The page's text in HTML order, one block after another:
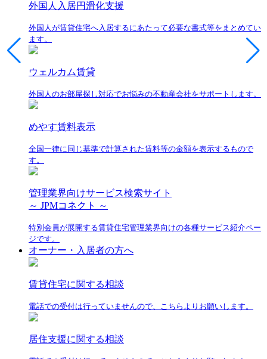
外国人入居円滑化支援
外国人が賃貸住宅へ入居するにあたって必要な書式等をまとめてい
ます。
ウェルカム賃貸
外国人のお部屋探し対応でお悩みの不動産会社をサポートします。
めやす賃料表示
全国一律に同じ基準で計算された賃料等の金額を表示するもので
す。
管理業界向けサービス検索サイト
～ JPMコネクト ～
特別会員が展開する賃貸住宅管理業界向けの各種サービス紹介ペー
ジです。
オーナー・入居者の方へ
賃貸住宅に関する相談
電話での受付は行っていませんので、こちらよりお願いします。
居住支援に関する相談